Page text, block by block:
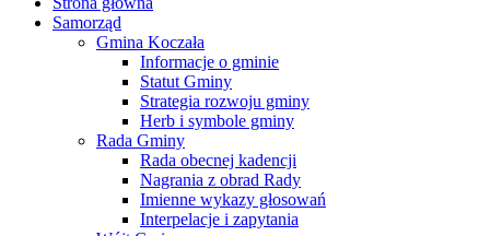
Samorząd
Gmina Koczała
Informacje o gminie
Statut Gminy
Strategia rozwoju gminy
Herb i symbole gminy
Rada Gminy
Rada obecnej kadencji
Nagrania z obrad Rady
Imienne wykazy głosowań
Interpelacje i zapytania